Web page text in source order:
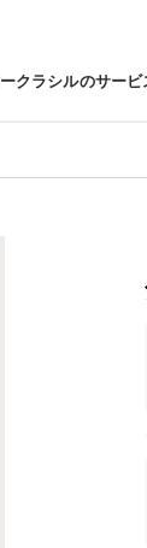
クラシルのサービ